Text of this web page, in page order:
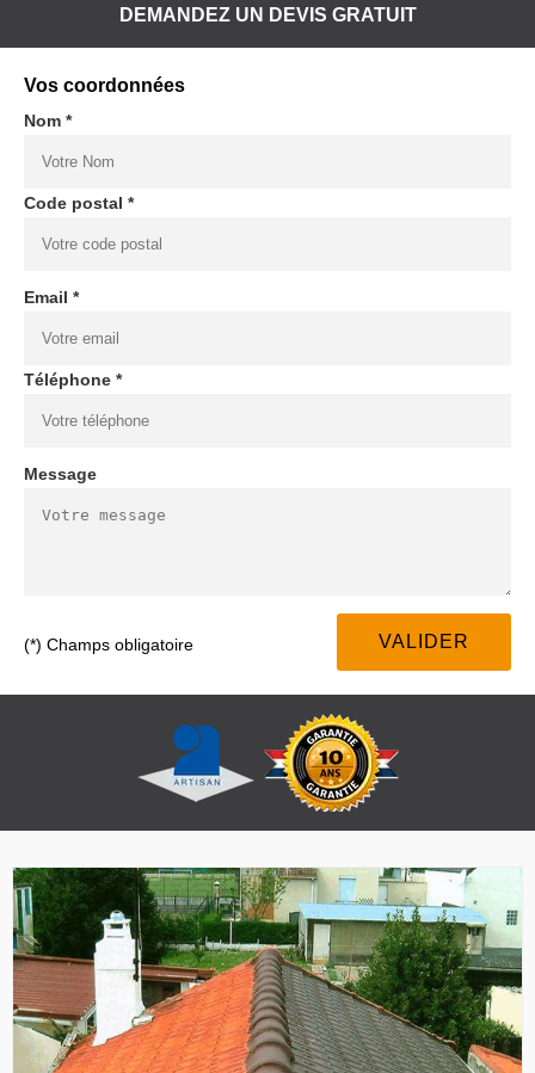
DEMANDEZ UN DEVIS GRATUIT
Vos coordonnées
Nom *
Code postal *
Email *
Téléphone *
Message
(*) Champs obligatoire